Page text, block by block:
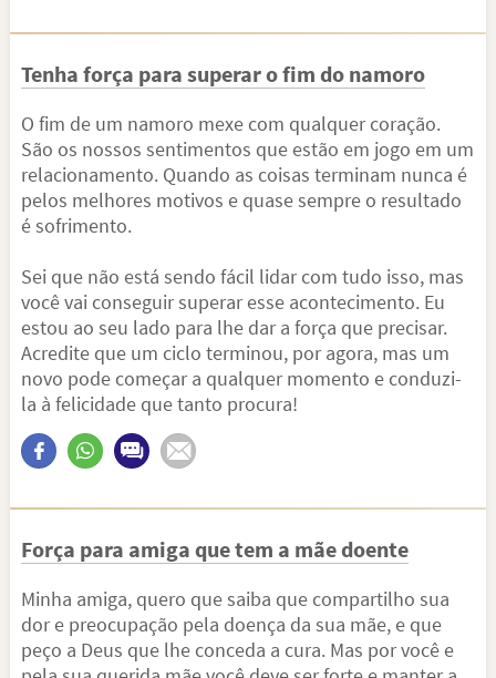
Tenha força para superar o fim do namoro
O fim de um namoro mexe com qualquer coração.
São os nossos sentimentos que estão em jogo em um
relacionamento. Quando as coisas terminam nunca é
pelos melhores motivos e quase sempre o resultado
é sofrimento.
Sei que não está sendo fácil lidar com tudo isso, mas
você vai conseguir superar esse acontecimento. Eu
estou ao seu lado para lhe dar a força que precisar.
Acredite que um ciclo terminou, por agora, mas um
novo pode começar a qualquer momento e conduzi-
la à felicidade que tanto procura!
Força para amiga que tem a mãe doente
Minha amiga, quero que saiba que compartilho sua
dor e preocupação pela doença da sua mãe, e que
peço a Deus que lhe conceda a cura. Mas por você e